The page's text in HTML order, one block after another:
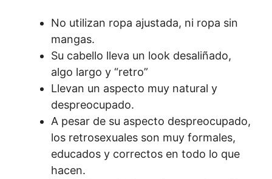
No utilizan ropa ajustada, ni ropa sin
mangas.
Su cabello lleva un look desaliñado,
algo largo y “retro”
Llevan un aspecto muy natural y
despreocupado.
A pesar de su aspecto despreocupado,
los retrosexuales son muy formales,
educados y correctos en todo lo que
hacen.